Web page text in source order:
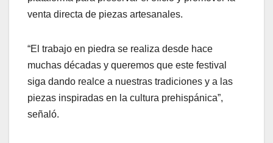
venta directa de piezas artesanales.
“El trabajo en piedra se realiza desde hace
muchas décadas y queremos que este festival
siga dando realce a nuestras tradiciones y a las
piezas inspiradas en la cultura prehispánica”,
señaló.